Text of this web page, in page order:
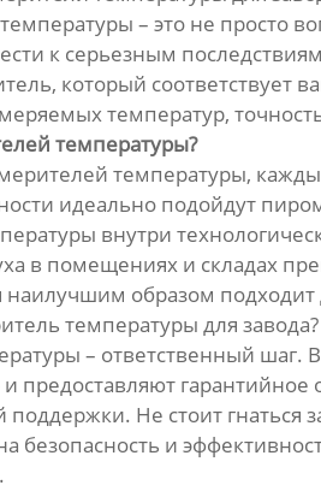
– это не просто
к серьезным
который
температур,
температуры?
температуры,
идеально подойдут
внутри
в помещениях и складах
образом
температуры для завода?
– ответственный
предоставляют
Не стоит
и